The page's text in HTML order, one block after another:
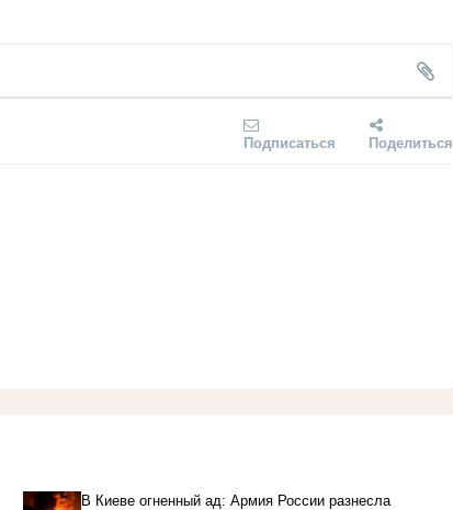
Подписаться Поделиться
В Киеве огненный ад: Армия России разнесла